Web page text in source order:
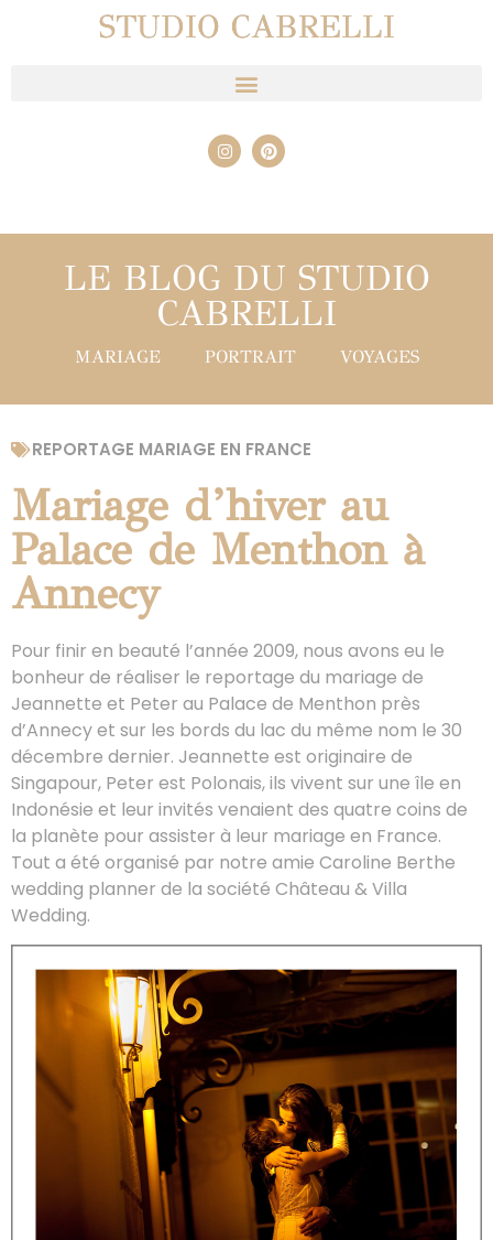
STUDIO CABRELLI
LE BLOG DU STUDIO
CABRELLI
MARIAGE PORTRAIT VOYAGES
REPORTAGE MARIAGE EN FRANCE
Mariage d’hiver au
Palace de Menthon à
Annecy
Pour finir en beauté l’année 2009, nous avons eu le
bonheur de réaliser le reportage du mariage de
Jeannette et Peter au Palace de Menthon près
d’Annecy et sur les bords du lac du même nom le 30
décembre dernier. Jeannette est originaire de
Singapour, Peter est Polonais, ils vivent sur une île en
Indonésie et leur invités venaient des quatre coins de
la planète pour assister à leur mariage en France.
Tout a été organisé par notre amie Caroline Berthe
wedding planner de la société Château & Villa
Wedding.